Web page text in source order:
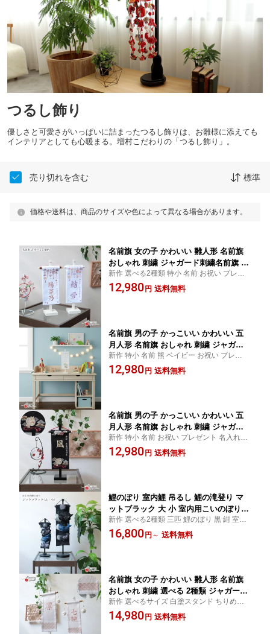
つるし飾り
優しさと可愛さがいっぱいに詰まったつるし飾りは、お雛様に添えても
インテリアとしても心暖まる。増村こだわりの「つるし飾り」。
売り切れを含む 標準
価格や送料は、商品のサイズや色によって異なる場合があります。
名前旗 女の子 かわいい 雛人形 名前旗
おしゃれ 刺繍 ジャガード刺繍名前旗 特
小 吊るし飾り刺繍 ピンクブラウン パー
プル 白塗スタンド dou 初節句 増村人形
新作 選べる2種類 特小 名前 お祝い プレゼ
ント 名入れ 記念 誕生日 贈り物 初節句
12,980 円 送料無料
名前旗 男の子 かっこいい かわいい 五
月人形 名前旗 おしゃれ 刺繍 ジャガー
ド刺繍名前旗 特小 ベビーくま 白塗スタ
ンド dou 初節句 増村人形店 MMN0310
新作 特小 名前 熊 ベイビー お祝い プレゼン
ト 名入れ 記念 誕生日 贈り物 初節句
12,980 円 送料無料
名前旗 男の子 かっこいい かわいい 五
月人形 名前旗 おしゃれ 刺繍 ジャガー
ド刺繍名前旗 特小 吉祥柄 招福小槌 黒
黒塗スタンド dou 初節句 増村人形店 M
新作 特小 名前 お祝い プレゼント 名入れ 記
念 誕生日 贈り物 初節句
12,980 円 送料無料
鯉のぼり 室内鯉 吊るし 鯉の滝登り マ
ットブラック 大 小 室内用こいのぼり
初節句 増村人形店 MMN0336
新作 選べる2種類 三匹 鯉のぼり 黒 紺 室内
鯉 鯉のぼり 吊るし 室内用こいのぼり
16,800 円 ～ 送料無料
名前旗 女の子 かわいい 雛人形 名前旗
おしゃれ 刺繍 選べる 2種類 ジャガード
刺繍名前旗 ミニ 小 七宝 初節句 増村人
形店 MMN358
新作 選べるサイズ 白塗スタンド ちりめん
つまみ 吊るし 名まえ 刺繍 七宝 雲立涌
14,980 円 送料無料